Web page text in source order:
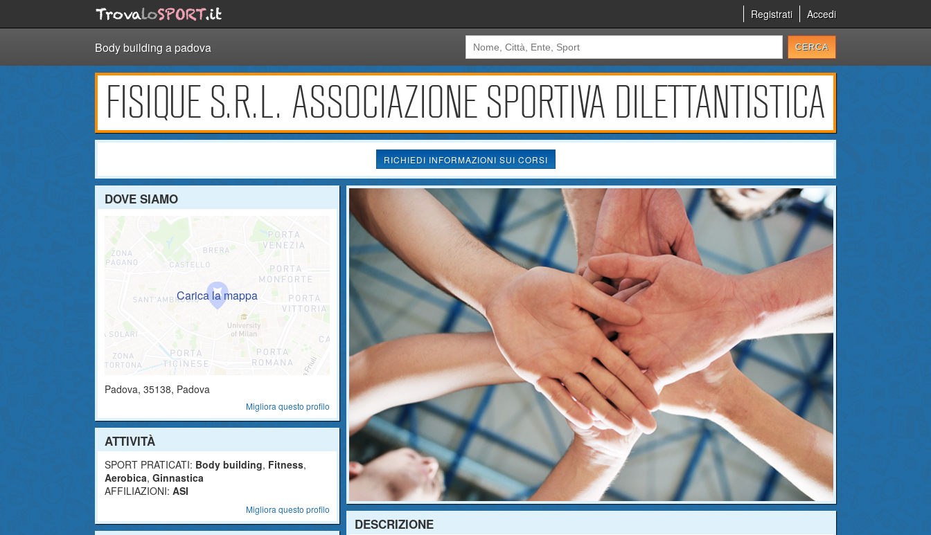
Registrati Accedi
Body building a padova
FISIQUE S.R.L. ASSOCIAZIONE SPORTIVA DILETTANTISTICA
RICHIEDI INFORMAZIONI SUI CORSI
DOVE SIAMO
Padova, 35138, Padova
Migliora questo profilo
ATTIVITÀ
SPORT PRATICATI: Body building, Fitness,
Aerobica, Ginnastica
AFFILIAZIONI: ASI
Migliora questo profilo
DESCRIZIONE